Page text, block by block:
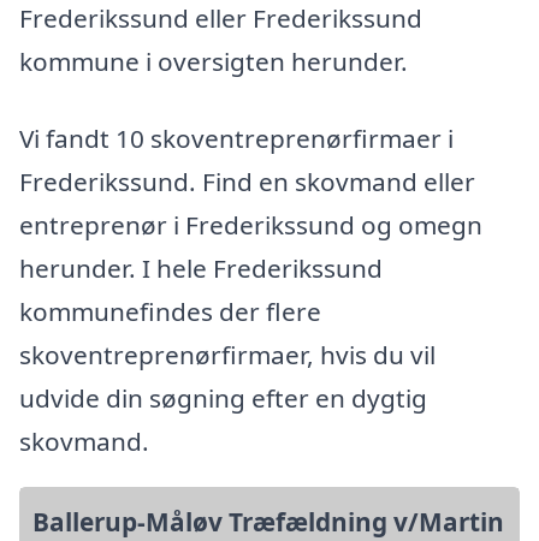
Frederikssund eller Frederikssund
kommune i oversigten herunder.
Vi fandt 10 skoventreprenørfirmaer i
Frederikssund. Find en skovmand eller
entreprenør i Frederikssund og omegn
herunder. I hele Frederikssund
kommunefindes der flere
skoventreprenørfirmaer, hvis du vil
udvide din søgning efter en dygtig
skovmand.
Ballerup-Måløv Træfældning v/Martin